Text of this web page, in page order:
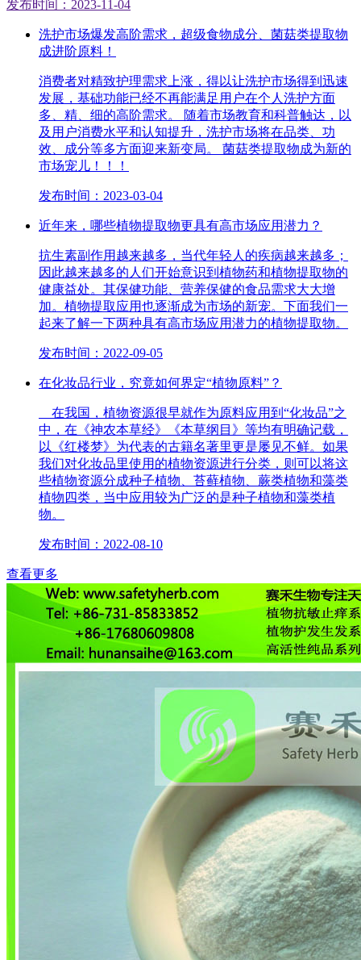
发布时间：2023-11-04
洗护市场爆发高阶需求，超级食物成分、菌菇类提取物
成进阶原料！
消费者对精致护理需求上涨，得以让洗护市场得到迅速
发展，基础功能已经不再能满足用户在个人洗护方面
多、精、细的高阶需求。 随着市场教育和科普触达，以
及用户消费水平和认知提升，洗护市场将在品类、功
效、成分等多方面迎来新变局。 菌菇类提取物成为新的
市场宠儿！！！
发布时间：2023-03-04
近年来，哪些植物提取物更具有高市场应用潜力？
抗生素副作用越来越多，当代年轻人的疾病越来越多；
因此越来越多的人们开始意识到植物药和植物提取物的
健康益处。其保健功能、营养保健的食品需求大大增
加。植物提取应用也逐渐成为市场的新宠。下面我们一
起来了解一下两种具有高市场应用潜力的植物提取物。
发布时间：2022-09-05
在化妆品行业，究竟如何界定“植物原料”？
在我国，植物资源很早就作为原料应用到“化妆品”之
中，在《神农本草经》《本草纲目》等均有明确记载，
以《红楼梦》为代表的古籍名著里更是屡见不鲜。如果
我们对化妆品里使用的植物资源进行分类，则可以将这
些植物资源分成种子植物、苔藓植物、蕨类植物和藻类
植物四类，当中应用较为广泛的是种子植物和藻类植
物。
发布时间：2022-08-10
查看更多